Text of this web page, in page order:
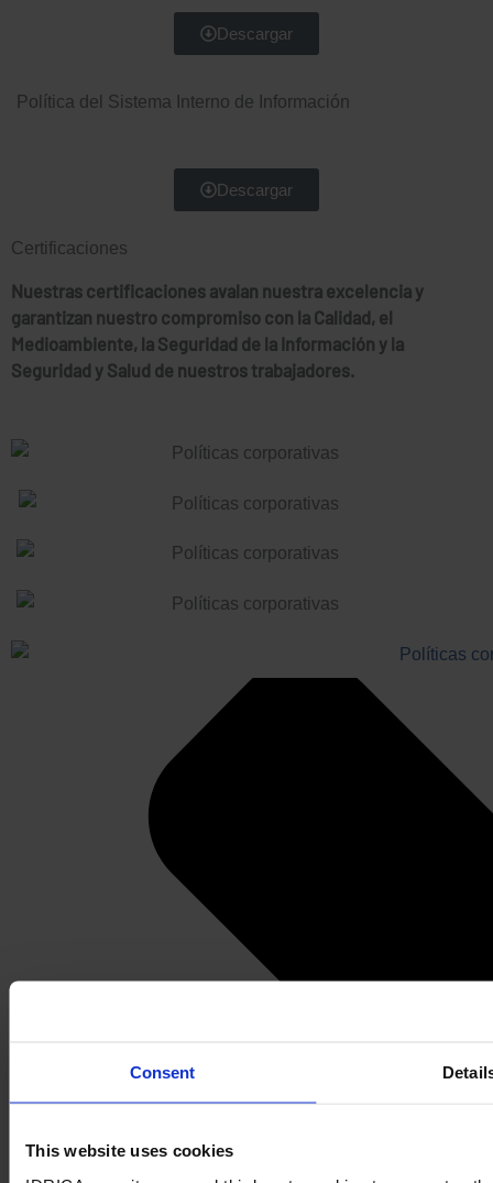
Consent
This website uses cookies
Descargar
Política del Sistema Interno de Información
Descargar
Certificaciones
Nuestras certificaciones avalan nuestra excelencia y
garantizan nuestro compromiso con la Calidad, el
Medioambiente, la Seguridad de la Información y la
Seguridad y Salud de nuestros trabajadores.